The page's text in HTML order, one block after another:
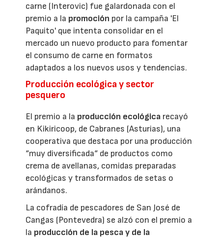
carne (Interovic) fue galardonada con el
premio a la promoción por la campaña 'El
Paquito' que intenta consolidar en el
mercado un nuevo producto para fomentar
el consumo de carne en formatos
adaptados a los nuevos usos y tendencias.
Producción ecológica y sector
pesquero
El premio a la producción ecológica recayó
en Kikiricoop, de Cabranes (Asturias), una
cooperativa que destaca por una producción
“muy diversificada“ de productos como
crema de avellanas, comidas preparadas
ecológicas y transformados de setas o
arándanos.
La cofradía de pescadores de San José de
Cangas (Pontevedra) se alzó con el premio a
la producción de la pesca y de la